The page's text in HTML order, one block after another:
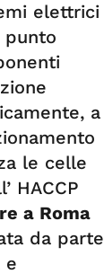
elettrici
punto
a
le celle
HACCP
a Roma
da parte
e